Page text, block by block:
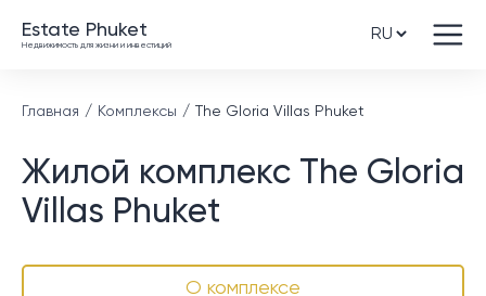
Estate Phuket
Недвижимость для жизни и инвестиций
Главная Комплексы The Gloria Villas Phuket
Жилой комплекс The Gloria
Villas Phuket
О комплексе